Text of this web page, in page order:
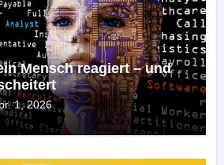
Mensch reagiert – und
1, 2026